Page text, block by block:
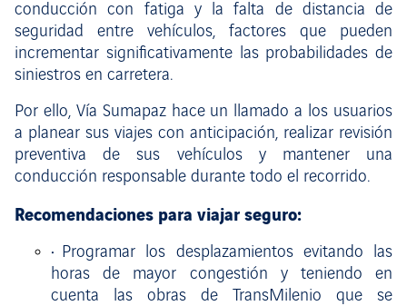
conducción con fatiga y la falta de distancia de
seguridad entre vehículos, factores que pueden
incrementar significativamente las probabilidades de
siniestros en carretera.
Por ello, Vía Sumapaz hace un llamado a los usuarios
a planear sus viajes con anticipación, realizar revisión
preventiva de sus vehículos y mantener una
conducción responsable durante todo el recorrido.
Recomendaciones para viajar seguro:
• Programar los desplazamientos evitando las
horas de mayor congestión y teniendo en
cuenta las obras de TransMilenio que se